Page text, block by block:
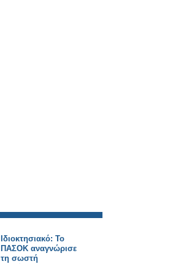
Ιδιοκτησιακό: Το
ΠΑΣΟΚ αναγνώρισε
τη σωστή